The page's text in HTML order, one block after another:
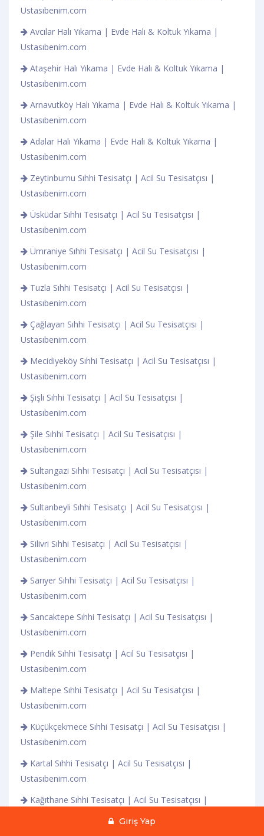
Giriş Yap
Ustasıbenim.com
Avcılar Halı Yıkama | Evde Halı & Koltuk Yıkama |
Ustasıbenim.com
Ataşehir Halı Yıkama | Evde Halı & Koltuk Yıkama |
Ustasıbenim.com
Arnavutköy Halı Yıkama | Evde Halı & Koltuk Yıkama |
Ustasıbenim.com
Adalar Halı Yıkama | Evde Halı & Koltuk Yıkama |
Ustasıbenim.com
Zeytinburnu Sıhhi Tesisatçı | Acil Su Tesisatçısı |
Ustasıbenim.com
Üsküdar Sıhhi Tesisatçı | Acil Su Tesisatçısı |
Ustasıbenim.com
Ümraniye Sıhhi Tesisatçı | Acil Su Tesisatçısı |
Ustasıbenim.com
Tuzla Sıhhi Tesisatçı | Acil Su Tesisatçısı |
Ustasıbenim.com
Çağlayan Sıhhi Tesisatçı | Acil Su Tesisatçısı |
Ustasıbenim.com
Mecidiyeköy Sıhhi Tesisatçı | Acil Su Tesisatçısı |
Ustasıbenim.com
Şişli Sıhhi Tesisatçı | Acil Su Tesisatçısı |
Ustasıbenim.com
Şile Sıhhi Tesisatçı | Acil Su Tesisatçısı |
Ustasıbenim.com
Sultangazi Sıhhi Tesisatçı | Acil Su Tesisatçısı |
Ustasıbenim.com
Sultanbeyli Sıhhi Tesisatçı | Acil Su Tesisatçısı |
Ustasıbenim.com
Silivri Sıhhi Tesisatçı | Acil Su Tesisatçısı |
Ustasıbenim.com
Sarıyer Sıhhi Tesisatçı | Acil Su Tesisatçısı |
Ustasıbenim.com
Sancaktepe Sıhhi Tesisatçı | Acil Su Tesisatçısı |
Ustasıbenim.com
Pendik Sıhhi Tesisatçı | Acil Su Tesisatçısı |
Ustasıbenim.com
Maltepe Sıhhi Tesisatçı | Acil Su Tesisatçısı |
Ustasıbenim.com
Küçükçekmece Sıhhi Tesisatçı | Acil Su Tesisatçısı |
Ustasıbenim.com
Kartal Sıhhi Tesisatçı | Acil Su Tesisatçısı |
Ustasıbenim.com
Kağıthane Sıhhi Tesisatçı | Acil Su Tesisatçısı |